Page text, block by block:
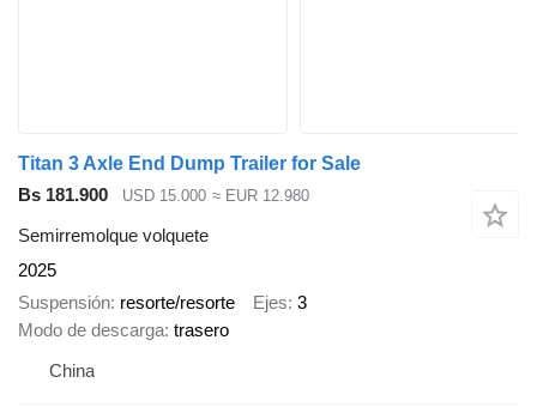
Titan 3 Axle End Dump Trailer for Sale
Bs 181.900
USD 15.000 ≈ EUR 12.980
Semirremolque volquete
2025
Suspensión resorte/resorte Ejes 3
Modo de descarga trasero
China